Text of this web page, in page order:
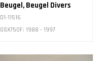
Beugel, Beugel Divers
D1-11516
GSX750F: 1988 - 1997